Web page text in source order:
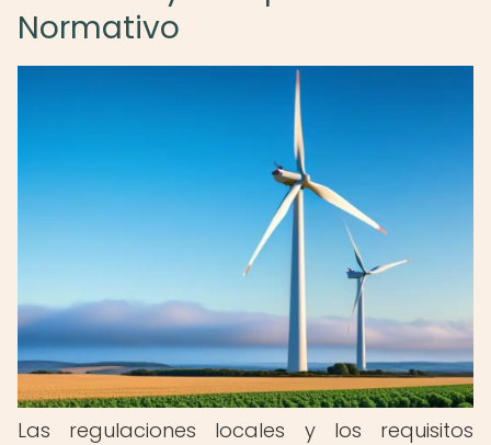
Normativo
Las regulaciones locales y los requisitos